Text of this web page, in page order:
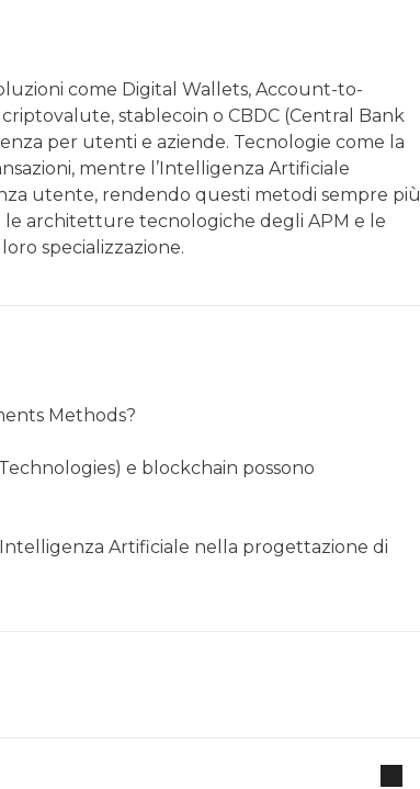
come Digital Wallets, Account-to-
stablecoin o CBDC (Central Bank
per utenti e aziende. Tecnologie come la
mentre l’Intelligenza Artificiale
utente, rendendo questi metodi sempre più
architetture tecnologiche degli APM e le
specializzazione.
Methods?
e blockchain possono
Artificiale nella progettazione di